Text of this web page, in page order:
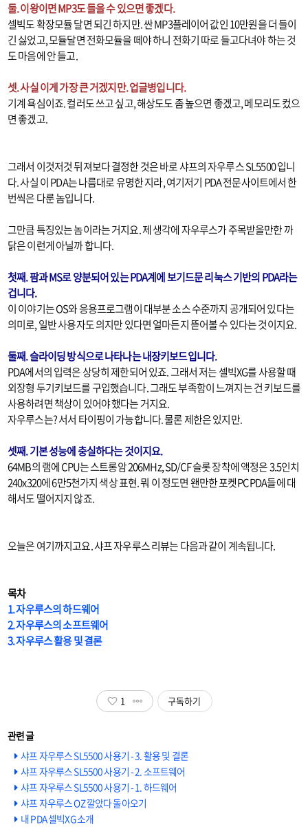
둘. 이왕이면 MP3도 들을 수 있으면 좋겠다.
셀빅도 확장모듈 달면 되긴 하지만. 싼 MP3플레이어 값인 10만원을 더 들이
긴 싫었고, 모듈달면 전화모듈을 떼야 하니 전화기 따로 들고다녀야 하는 것
도 마음에 안 들고.
셋. 사실 이게 가장 큰 거겠지만. 업글병입니다.
기계 욕심이죠. 컬러도 쓰고 싶고, 해상도도 좀 높으면 좋겠고, 메모리도 컸으
면 좋겠고.
그래서 이것저것 뒤져보다 결정한 것은 바로 샤프의 자우루스 SL5500 입니
다. 사실 이 PDA는 나름대로 유명한 지라, 여기저기 PDA 전문사이트에서 한
번씩은 다룬 놈입니다.
그만큼 특징있는 놈이라는 거지요. 제 생각에 자우루스가 주목받을만한 까
닭은 이런게 아닐까 합니다.
첫째. 팜과 MS로 양분되어 있는 PDA계에 보기드문 리눅스 기반의 PDA라는
겁니다.
이 이야기는 OS와 응용프로그램이 대부분 소스 수준까지 공개되어 있다는
의미로, 일반 사용자도 의지만 있다면 얼마든지 뜯어볼 수 있다는 것이지요.
둘째. 슬라이딩 방식으로 나타나는 내장키보드입니다.
PDA에서의 입력은 상당히 제한되어 있죠. 그래서 저는 셀빅XG를 사용할 때
외장형 두기키보드를 구입했습니다. 그래도 부족함이 느껴지는 건 키보드를
사용하려면 책상이 있어야 했다는 거지요.
자우루스는? 서서 타이핑이 가능합니다. 물론 제한은 있지만.
셋째. 기본 성능에 충실하다는 것이지요.
64MB의 램에 CPU는 스트롱암 206MHz, SD/CF 슬롯 장착에 액정은 3.5인치
240x320에 6만5천가지 색상 표현. 뭐 이 정도면 왠만한 포켓PC PDA들에 대
해서도 떨어지지 않죠.
오늘은 여기까지고요. 샤프 자우루스 리뷰는 다음과 같이 계속됩니다.
목차
1. 자우루스의 하드웨어
2. 자우루스의 소프트웨어
3. 자우루스 활용 및 결론
1 구독하기
샤프 자우루스 SL5500 사용기 - 3. 활용 및 결론
샤프 자우루스 SL5500 사용기 - 2. 소프트웨어
샤프 자우루스 SL5500 사용기 - 1. 하드웨어
샤프 자우루스 OZ 깔았다 돌아오기
내 PDA 셀빅XG 소개